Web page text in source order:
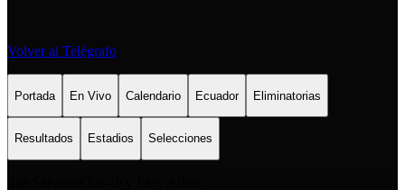
Volver al Telégrafo
Portada En Vivo Calendario Ecuador Eliminatorias
Resultados Estadios Selecciones